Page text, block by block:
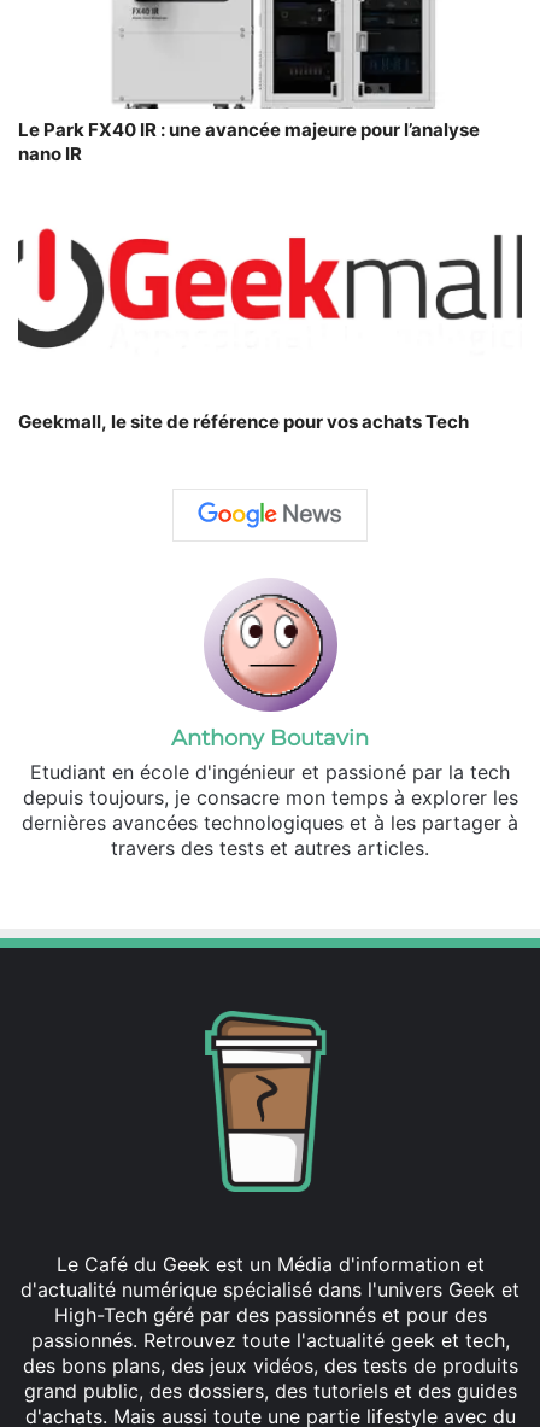
Le Park FX40 IR : une avancée majeure pour l’analyse
nano IR
Geekmall, le site de référence pour vos achats Tech
Anthony Boutavin
Etudiant en école d'ingénieur et passioné par la tech
depuis toujours, je consacre mon temps à explorer les
dernières avancées technologiques et à les partager à
travers des tests et autres articles.
Le Café du Geek est un Média d'information et
d'actualité numérique spécialisé dans l'univers Geek et
High-Tech géré par des passionnés et pour des
passionnés. Retrouvez toute l'actualité geek et tech,
des bons plans, des jeux vidéos, des tests de produits
grand public, des dossiers, des tutoriels et des guides
d'achats. Mais aussi toute une partie lifestyle avec du